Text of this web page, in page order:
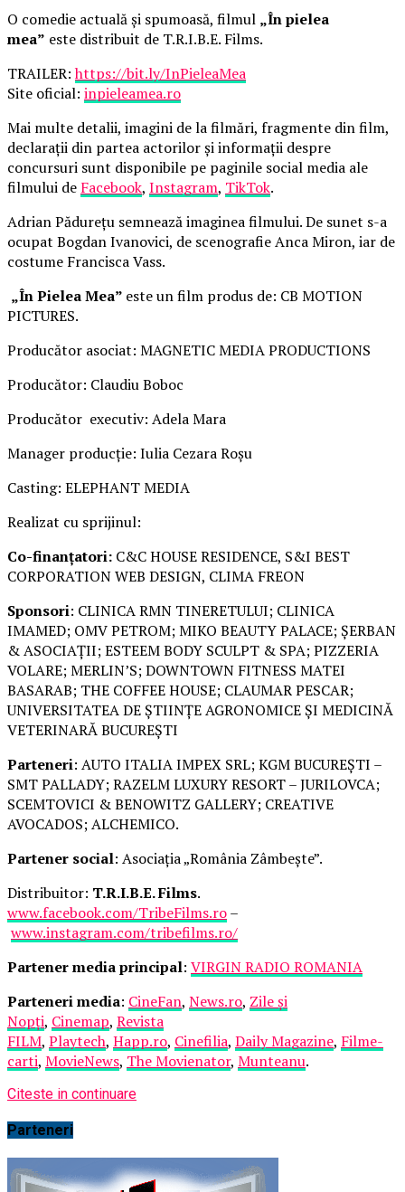
O comedie actuală și spumoasă, filmul „În pielea
mea” este distribuit de T.R.I.B.E. Films.
TRAILER:https://bit.ly/InPieleaMea
Site oficial: inpieleamea.ro
Mai multe detalii, imagini de la filmări, fragmente din film,
declarații din partea actorilor și informații despre
concursuri sunt disponibile pe paginile social media ale
filmului de Facebook, Instagram, TikTok.
Adrian Pădurețu semnează imaginea filmului. De sunet s-a
ocupat Bogdan Ivanovici, de scenografie Anca Miron, iar de
costume Francisca Vass.
„În Pielea Mea” este un film produs de: CB MOTION
PICTURES.
Producător asociat: MAGNETIC MEDIA PRODUCTIONS
Producător: Claudiu Boboc
Producător executiv: Adela Mara
Manager producție: Iulia Cezara Roșu
Casting: ELEPHANT MEDIA
Realizat cu sprijinul:
Co-finanțatori: C&C HOUSE RESIDENCE, S&I BEST
CORPORATION WEB DESIGN, CLIMA FREON
Sponsori: CLINICA RMN TINERETULUI; CLINICA
IMAMED; OMV PETROM; MIKO BEAUTY PALACE; ȘERBAN
& ASOCIAȚII; ESTEEM BODY SCULPT & SPA; PIZZERIA
VOLARE; MERLIN’S; DOWNTOWN FITNESS MATEI
BASARAB; THE COFFEE HOUSE; CLAUMAR PESCAR;
UNIVERSITATEA DE ȘTIINȚE AGRONOMICE ȘI MEDICINĂ
VETERINARĂ BUCUREȘTI
Parteneri: AUTO ITALIA IMPEX SRL; KGM BUCUREȘTI –
SMT PALLADY; RAZELM LUXURY RESORT – JURILOVCA;
SCEMTOVICI & BENOWITZ GALLERY; CREATIVE
AVOCADOS; ALCHEMICO.
Partener social: Asociația „România Zâmbește”.
Distribuitor: T.R.I.B.E. Films.
www.facebook.com/TribeFilms.ro–
www.instagram.com/tribefilms.ro/
Partener media principal: VIRGIN RADIO ROMANIA
Parteneri media: CineFan, News.ro, Zile și
Nopți, Cinemap, Revista
FILM, Playtech, Happ.ro, Cinefilia, Daily Magazine, Filme-
carti, MovieNews, The Movienator, Munteanu.
Citeste in continuare
Parteneri